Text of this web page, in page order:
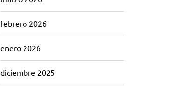
febrero 2026
enero 2026
diciembre 2025